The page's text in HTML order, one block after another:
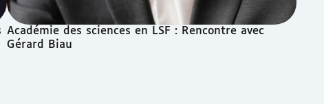
Académie des sciences en LSF : Rencontre avec
Gérard Biau